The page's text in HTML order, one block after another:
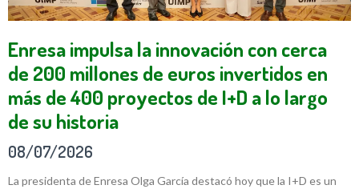
Enresa impulsa la innovación con cerca
de 200 millones de euros invertidos en
más de 400 proyectos de I+D a lo largo
de su historia
08/07/2026
La presidenta de Enresa Olga García destacó hoy que la I+D es un